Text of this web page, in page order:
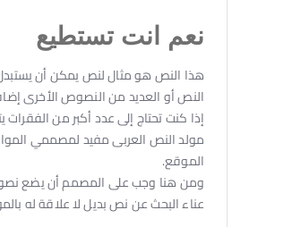
نعم انت تستطيع
هذا النص هو مثال لنص يمكن أن
النص أو العديد من النصوص الأخرى
إذا كنت تحتاج إلى عدد أكبر من
مولد النص العربى مفيد لمصممي
الموقع.
ومن هنا وجب على المصمم أن يضع
عناء البحث عن نص بديل لا علاقة له